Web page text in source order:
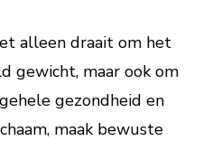
alleen draait om het
gewicht, maar ook om
gezondheid en
maak bewuste